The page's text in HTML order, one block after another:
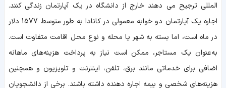
المللی ترجیح می دهند خارج از دانشگاه در یک آپارتمان زندگی کنند.
اجاره یک آپارتمان دو خوابه معمولی در کانادا به طور متوسط ​​1577 دلار
در ماه است، اما بسته به شهر یا محله و نوع محل اقامت متفاوت است.
به‌عنوان یک مستاجر، ممکن است نیاز به پرداخت هزینه‌های ماهانه
اضافی برای خدماتی مانند برق، تلفن، اینترنت و تلویزیون و همچنین
هزینه‌های شخصی و بیمه اجاره‌ دهنده داشته باشند. برخی از دانشجویان